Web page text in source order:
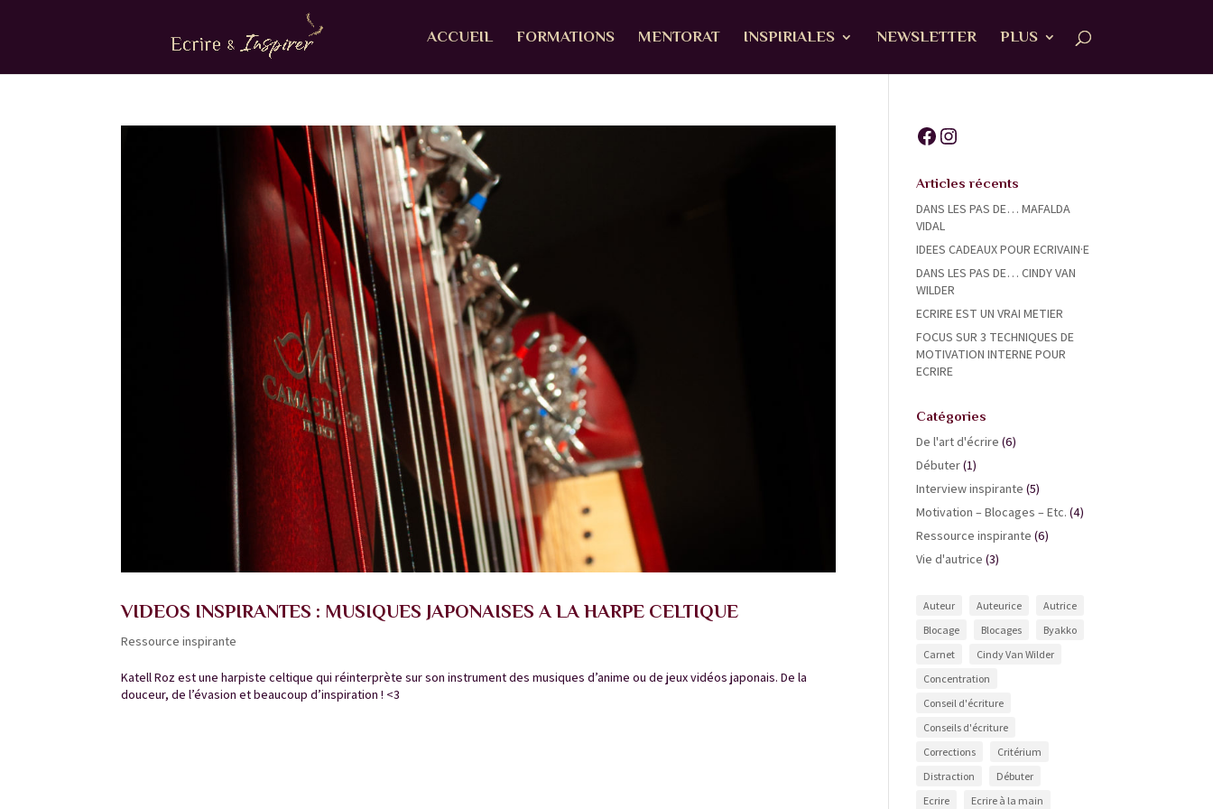
ACCUEIL FORMATIONS MENTORAT INSPIRIALES NEWSLETTER PLUS
VIDEOS INSPIRANTES : MUSIQUES JAPONAISES A LA HARPE CELTIQUE
Ressource inspirante
Katell Roz est une harpiste celtique qui réinterprète sur son instrument des musiques d’anime ou de jeux vidéos japonais. De la
douceur, de l’évasion et beaucoup d’inspiration ! <3
Facebook
Instagram
Articles récents
DANS LES PAS DE… MAFALDA
VIDAL
IDEES CADEAUX POUR ECRIVAIN·E
DANS LES PAS DE… CINDY VAN
WILDER
ECRIRE EST UN VRAI METIER
FOCUS SUR 3 TECHNIQUES DE
MOTIVATION INTERNE POUR
ECRIRE
Catégories
De l'art d'écrire (6)
Débuter(1)
Interview inspirante (5)
Motivation – Blocages – Etc. (4)
Ressource inspirante (6)
Vie d'autrice (3)
Auteur Auteurice
Autrice
Blocage
Blocages
Byakko
Carnet
Cindy Van Wilder
Concentration
Conseil d'écriture
Conseils d'écriture
Corrections
Critérium
Distraction
Débuter
Ecrire
Ecrire à la main